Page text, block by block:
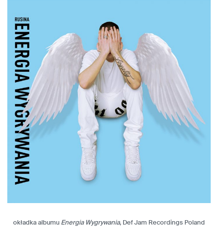
okładka albumu Energia Wygrywania, Def Jam Recordings Poland